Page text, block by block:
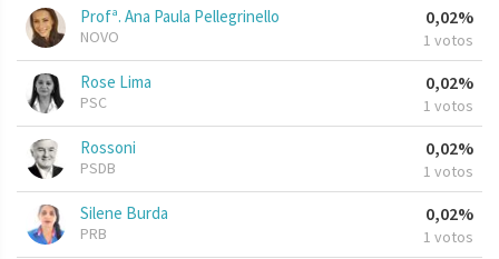
Profª. Ana Paula Pellegrinello
NOVO
0,02%
1 votos
Rose Lima
PSC
0,02%
1 votos
Rossoni
PSDB
0,02%
1 votos
Silene Burda
PRB
0,02%
1 votos